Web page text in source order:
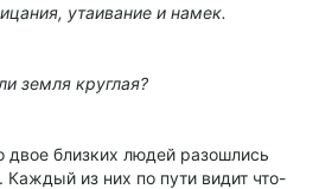
утаивание и намек.
земля круглая?
двое близких людей разошлись
Каждый из них по пути видит что-